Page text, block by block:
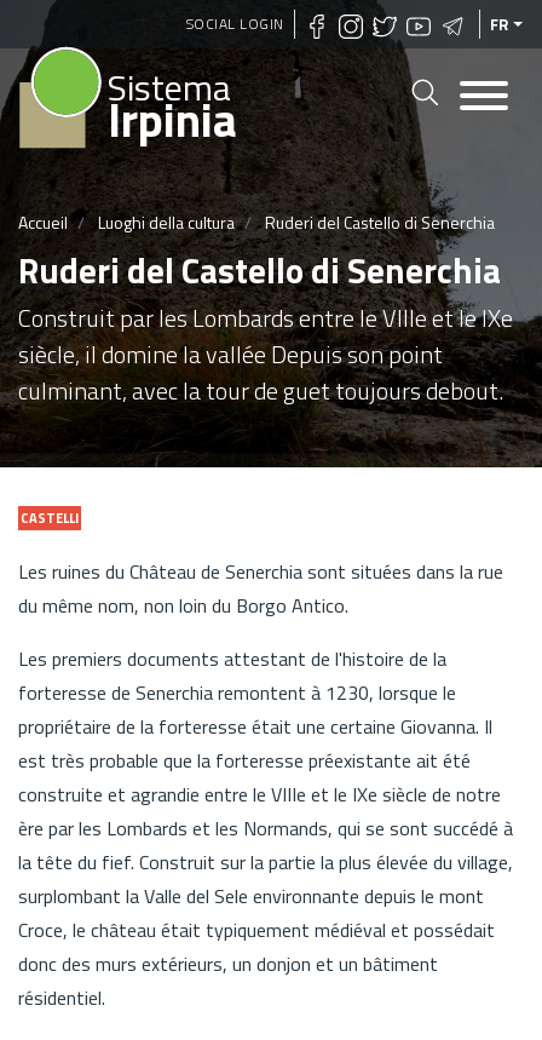
Aller
au
contenu
principal
SOCIAL LOGIN FR
Sistema
Irpinia
Accueil Luoghi della cultura Ruderi del Castello di Senerchia
Ruderi del Castello di Senerchia
Construit par les Lombards entre le VIIIe et le IXe
siècle, il domine la vallée Depuis son point
culminant, avec la tour de guet toujours debout.
CASTELLI
Les ruines du Château de Senerchia sont situées dans la rue
du même nom, non loin du Borgo Antico.
Les premiers documents attestant de l'histoire de la
forteresse de Senerchia remontent à 1230, lorsque le
propriétaire de la forteresse était une certaine Giovanna. Il
est très probable que la forteresse préexistante ait été
construite et agrandie entre le VIIIe et le IXe siècle de notre
ère par les Lombards et les Normands, qui se sont succédé à
la tête du fief. Construit sur la partie la plus élevée du village,
surplombant la Valle del Sele environnante depuis le mont
Croce, le château était typiquement médiéval et possédait
donc des murs extérieurs, un donjon et un bâtiment
résidentiel.